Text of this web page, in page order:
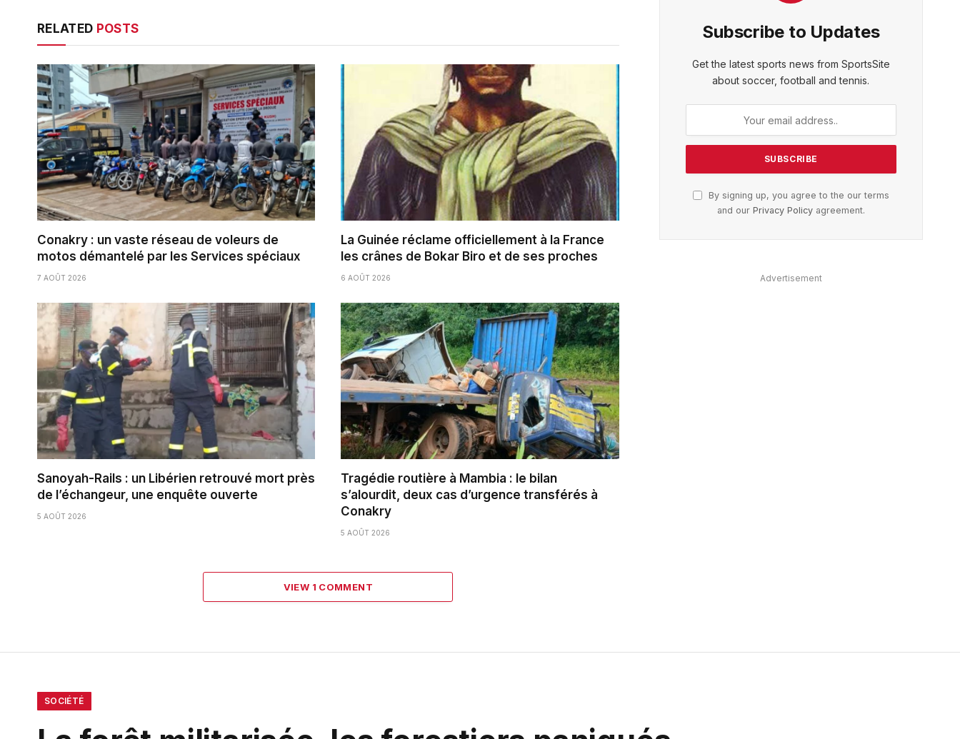
RELATED POSTS
Conakry : un vaste réseau de voleurs de
motos démantelé par les Services spéciaux
7 AOÛT 2026
La Guinée réclame officiellement à la France
les crânes de Bokar Biro et de ses proches
6 AOÛT 2026
Sanoyah-Rails : un Libérien retrouvé mort près
de l’échangeur, une enquête ouverte
5 AOÛT 2026
Tragédie routière à Mambia : le bilan
s’alourdit, deux cas d’urgence transférés à
Conakry
5 AOÛT 2026
VIEW 1 COMMENT
Subscribe to Updates
Get the latest sports news from SportsSite
about soccer, football and tennis.
By signing up, you agree to the our terms
and our Privacy Policyagreement.
Advertisement
SOCIÉTÉ